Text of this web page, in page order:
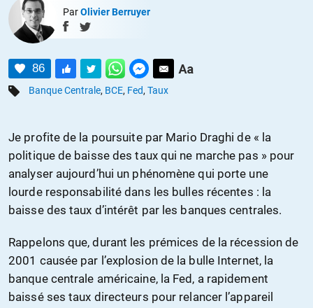
ParOlivier Berruyer
86
Banque Centrale, BCE, Fed, Taux
Je profite de la poursuite par Mario Draghi de « la
politique de baisse des taux qui ne marche pas » pour
analyser aujourd’hui un phénomène qui porte une
lourde responsabilité dans les bulles récentes : la
baisse des taux d’intérêt par les banques centrales.
Rappelons que, durant les prémices de la récession de
2001 causée par l’explosion de la bulle Internet, la
banque centrale américaine, la Fed, a rapidement
baissé ses taux directeurs pour relancer l’appareil